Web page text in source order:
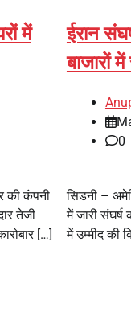
में
की कंपनी
तेजी
[…]
ईरान
बाजारों
0
सिडनी –
में जारी
में उम्मीद की